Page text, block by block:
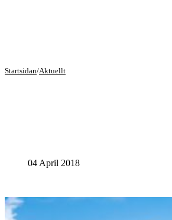
Startsidan/Aktuellt
04 April 2018